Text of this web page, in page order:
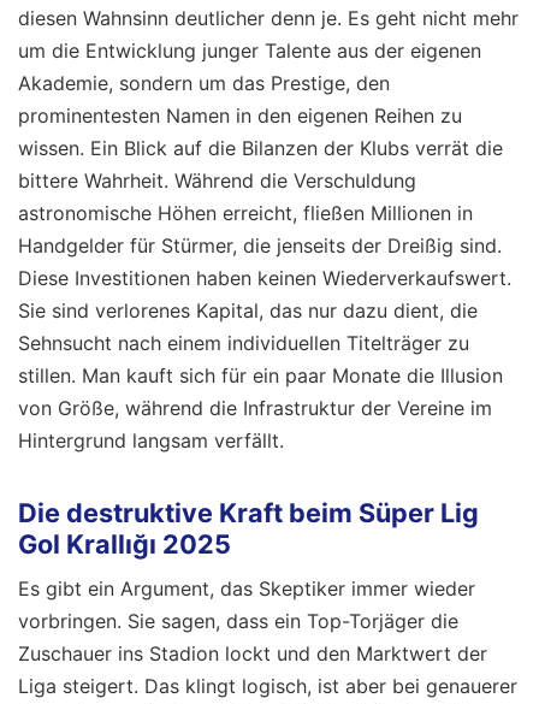
diesen Wahnsinn deutlicher denn je. Es geht nicht mehr
um die Entwicklung junger Talente aus der eigenen
Akademie, sondern um das Prestige, den
prominentesten Namen in den eigenen Reihen zu
wissen. Ein Blick auf die Bilanzen der Klubs verrät die
bittere Wahrheit. Während die Verschuldung
astronomische Höhen erreicht, fließen Millionen in
Handgelder für Stürmer, die jenseits der Dreißig sind.
Diese Investitionen haben keinen Wiederverkaufswert.
Sie sind verlorenes Kapital, das nur dazu dient, die
Sehnsucht nach einem individuellen Titelträger zu
stillen. Man kauft sich für ein paar Monate die Illusion
von Größe, während die Infrastruktur der Vereine im
Hintergrund langsam verfällt.
Die destruktive Kraft beim Süper Lig
Gol Krallığı 2025
Es gibt ein Argument, das Skeptiker immer wieder
vorbringen. Sie sagen, dass ein Top-Torjäger die
Zuschauer ins Stadion lockt und den Marktwert der
Liga steigert. Das klingt logisch, ist aber bei genauerer